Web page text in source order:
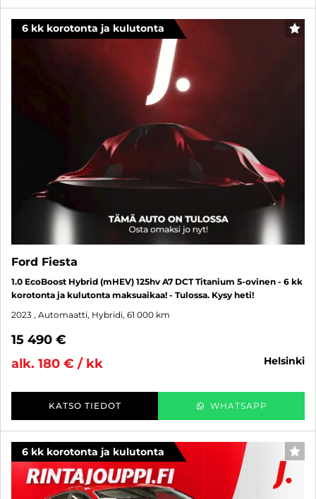
6 kk korotonta ja kulutonta
Ford Fiesta
1.0 EcoBoost Hybrid (mHEV) 125hv A7 DCT Titanium 5-ovinen - 6 kk
korotonta ja kulutonta maksuaikaa! - Tulossa. Kysy heti!
2023 , Automaatti, Hybridi, 61 000 km
15 490 €
alk. 180 € / kk
helsinki
KATSO TIEDOT WHATSAPP
6 kk korotonta ja kulutonta